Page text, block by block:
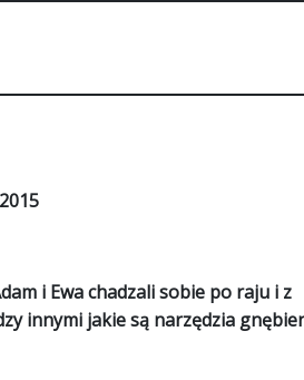
i Ewa chadzali sobie po raju i z
innymi jakie są narzędzia